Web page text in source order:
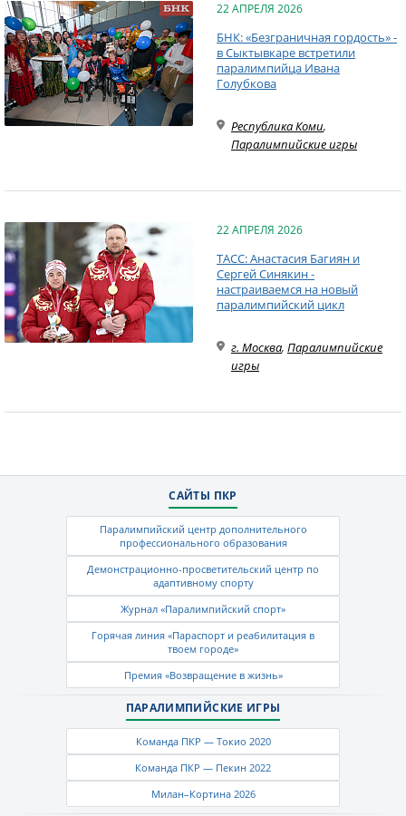
22 АПРЕЛЯ 2026
БНК: «Безграничная гордость» -
в Сыктывкаре встретили
паралимпийца Ивана
Голубкова
Республика Коми,
Паралимпийские игры
22 АПРЕЛЯ 2026
ТАСС: Анастасия Багиян и
Сергей Синякин -
настраиваемся на новый
паралимпийский цикл
г. Москва, Паралимпийские
игры
САЙТЫ ПКР
Паралимпийский центр дополнительного
профессионального образования
Демонстрационно-просветительский центр по
адаптивному спорту
Журнал «Паралимпийский спорт»
Горячая линия «Параспорт и реабилитация в
твоем городе»
Премия «Возвращение в жизнь»
ПАРАЛИМПИЙСКИЕ ИГРЫ
Команда ПКР — Токио 2020
Команда ПКР — Пекин 2022
Милан–Кортина 2026